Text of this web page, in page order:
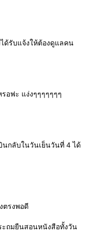
ด้รับแจ้งให้ต้องดูแลคน
รอฟะ แง่งๆๆๆๆๆๆๆ
กลับในวันเย็นวันที่ 4 ได้
ตรงพอดี
ะถมยืนสอนหนังสือทั้งวัน